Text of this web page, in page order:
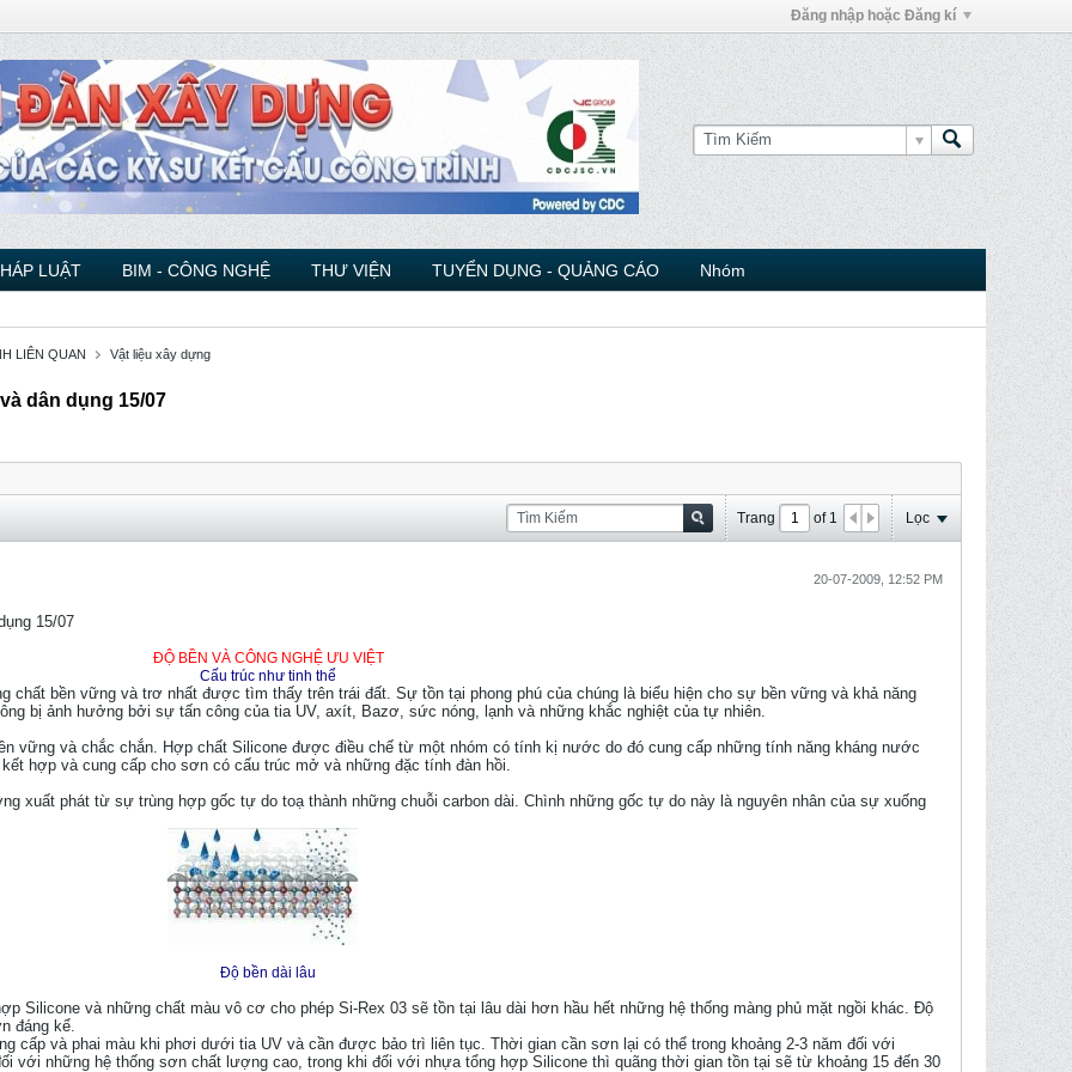
Đăng nhập hoặc Đăng kí
LUẬT BIM - CÔNG NGHỆ THƯ VIỆN TUYỂN DỤNG - QUẢNG CÁO Nhóm
LIÊN QUAN Vật liệu xây dựng
dân dụng 15/07
Trang of 1 Lọc
20-07-2009, 12:52 PM
15/07
ĐỘ BỀN VÀ CÔNG NGHỆ ƯU VIỆT
Cấu trúc như tinh thể
chất bền vững và trơ nhất được tìm thấy trên trái đất. Sự tồn tại phong phú của chúng là biểu hiện cho sự bền vững và khả năng
bị ảnh hưởng bởi sự tấn công của tia UV, axít, Bazơ, sức nóng, lạnh và những khắc nghiệt của tự nhiên.
vững và chắc chắn. Hợp chất Silicone được điều chế từ một nhóm có tính kị nước do đó cung cấp những tính năng kháng nước
hợp và cung cấp cho sơn có cấu trúc mở và những đặc tính đàn hồi.
xuất phát từ sự trùng hợp gốc tự do toạ thành những chuỗi carbon dài. Chình những gốc tự do này là nguyên nhân của sự xuống
Độ bền dài lâu
Silicone và những chất màu vô cơ cho phép Si-Rex 03 sẽ tồn tại lâu dài hơn hầu hết những hệ thống màng phủ mặt ngồi khác. Độ
đáng kể.
cấp và phai màu khi phơi dưới tia UV và cần được bảo trì liên tục. Thời gian cần sơn lại có thể trong khoảng 2-3 năm đối với
với những hệ thống sơn chất lượng cao, trong khi đối với nhựa tổng hợp Silicone thì quãng thời gian tồn tại sẽ từ khoảng 15 đến 30